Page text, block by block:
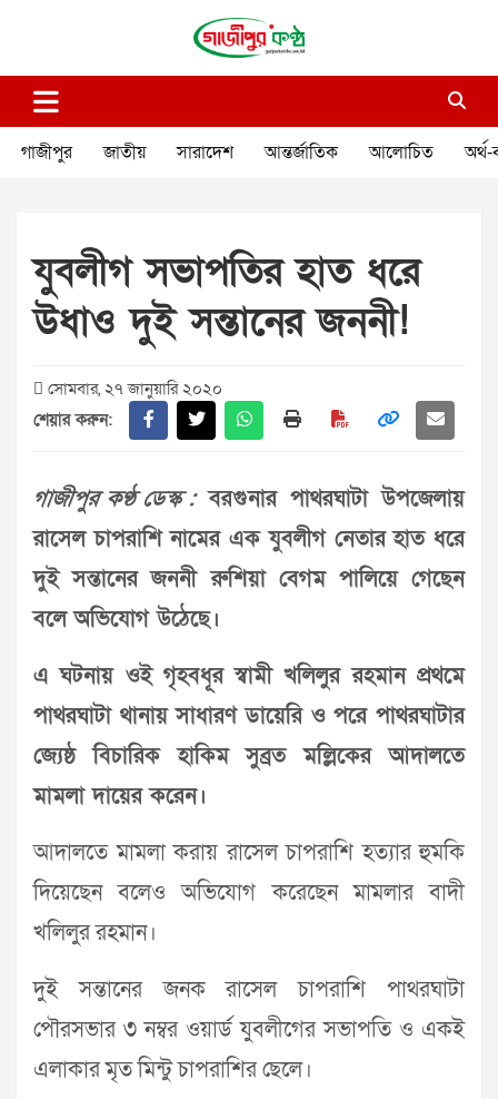
গাজীপুর কণ্ঠ
গাজীপুর জাতীয় সারাদেশ আন্তর্জাতিক আলোচিত অর্থ-
যুবলীগ সভাপতির হাত ধরে
উধাও দুই সন্তানের জননী!
সোমবার, ২৭ জানুয়ারি ২০২০
শেয়ার করুন:
গাজীপুর কণ্ঠ ডেস্ক :বরগুনার পাথরঘাটা উপজেলায়
রাসেল চাপরাশি নামের এক যুবলীগ নেতার হাত ধরে
দুই সন্তানের জননী রুশিয়া বেগম পালিয়ে গেছেন
বলে অভিযোগ উঠেছে।
এ ঘটনায় ওই গৃহবধূর স্বামী খলিলুর রহমান প্রথমে
পাথরঘাটা থানায় সাধারণ ডায়েরি ও পরে পাথরঘাটার
জ্যেষ্ঠ বিচারিক হাকিম সুব্রত মল্লিকের আদালতে
মামলা দায়ের করেন।
আদালতে মামলা করায় রাসেল চাপরাশি হত্যার হুমকি
দিয়েছেন বলেও অভিযোগ করেছেন মামলার বাদী
‌খলিলুর রহমান।
দুই সন্তানের জনক রাসেল চাপরাশি পাথরঘাটা
পৌরসভার ৩ নম্বর ওয়ার্ড যুবলীগের সভাপতি ও একই
এলাকার মৃত মিন্টু চাপরাশির ছেলে।